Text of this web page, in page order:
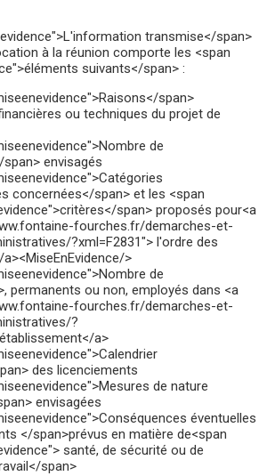
transmise</span>
à la réunion comporte les <span
suivants</span> :
span>
ou techniques du projet de
de
envisagés
concernées</span> et les <span
span> proposés pour<a
fourches.fr/demarches-et-
?xml=F2831"> l'ordre des
>
de
permanents ou non, employés dans <a
fourches.fr/demarches-et-
?
a>
des licenciements
de nature
envisagées
éventuelles
</span>prévus en matière de<span
santé, de sécurité ou de
span>